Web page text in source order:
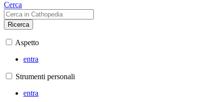
Cerca
Ricerca
Aspetto
entra
Strumenti personali
entra